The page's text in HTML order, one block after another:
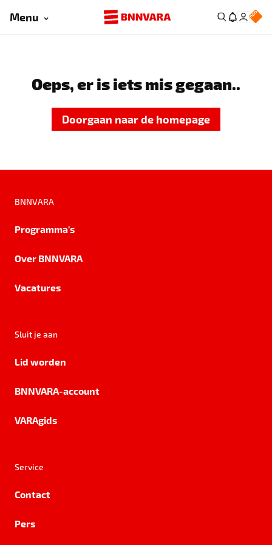
Menu
Oeps, er is iets mis gegaan..
Doorgaan naar de homepage
BNNVARA
Programma's
Over BNNVARA
Vacatures
Sluit je aan
Lid worden
BNNVARA-account
VARAgids
Service
Contact
Pers